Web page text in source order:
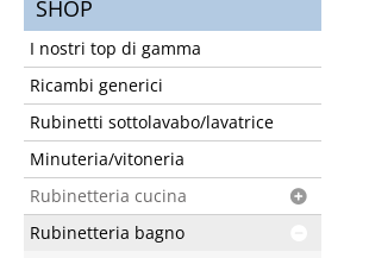
SHOP
I nostri top di gamma
Ricambi generici
Rubinetti sottolavabo/lavatrice
Minuteria/vitoneria
Rubinetteria cucina
Rubinetteria bagno